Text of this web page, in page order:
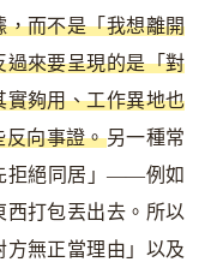
，而不是「我想離開
過來要呈現的是「對
實夠用、工作異地也
反向事證。另一種常
拒絕同居」——例如
打包丟出去。所以
無正當理由」以及